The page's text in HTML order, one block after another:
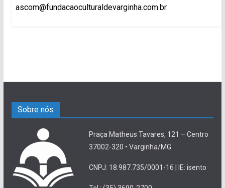
ascom@fundacaoculturaldevarginha.com.br
Sobre nós
Praça Matheus Tavares, 121 – Centro
37002-320 • Varginha/MG
CNPJ: 18.987.735/0001-16 | IE: isento